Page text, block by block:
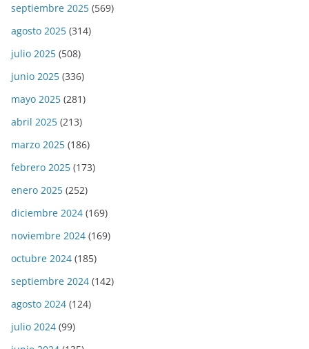
septiembre 2025 (569)
agosto 2025 (314)
julio 2025 (508)
junio 2025 (336)
mayo 2025 (281)
abril 2025 (213)
marzo 2025 (186)
febrero 2025 (173)
enero 2025 (252)
diciembre 2024 (169)
noviembre 2024 (169)
octubre 2024 (185)
septiembre 2024 (142)
agosto 2024 (124)
julio 2024 (99)